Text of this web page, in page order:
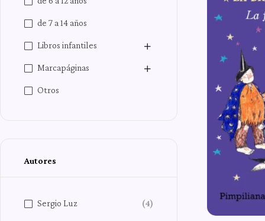
de 7 a 14 años
Libros infantiles
Marcapáginas
Otros
Autores
Sergio Luz (4)